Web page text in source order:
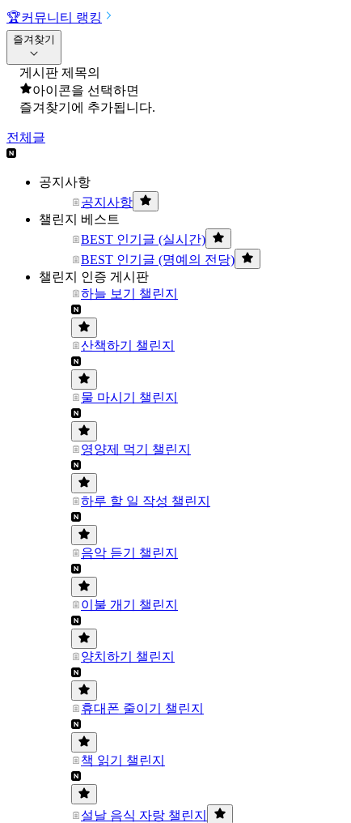
🏆커뮤니티 랭킹
즐겨찾기
게시판 제목의
아이콘을 선택하면
즐겨찾기에 추가됩니다.
전체글
공지사항
공지사항
챌린지 베스트
BEST 인기글 (실시간)
BEST 인기글 (명예의 전당)
챌린지 인증 게시판
하늘 보기 챌린지
산책하기 챌린지
물 마시기 챌린지
영양제 먹기 챌린지
하루 할 일 작성 챌린지
음악 듣기 챌린지
이불 개기 챌린지
양치하기 챌린지
휴대폰 줄이기 챌린지
책 읽기 챌린지
설날 음식 자랑 챌린지